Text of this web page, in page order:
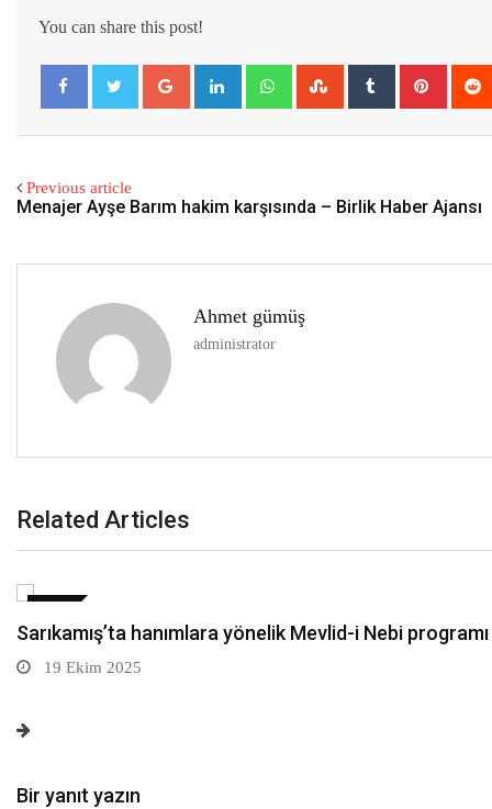
You can share this post!
Previous article
Menajer Ayşe Barım hakim karşısında – Birlik Haber Ajansı
Ahmet gümüş
administrator
Related Articles
Ziraat Odası Başkanı Mustafa Ateş: Damla sulamaya
19 Ekim 2025
Bir yanıt yazın